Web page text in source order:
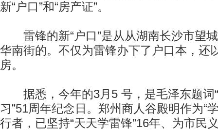
新“户口”和“房产证”。
雷锋的新“户口”是从从湖南长沙市望
华南街的。不仅为雷锋办下了户口本，还
房。
据悉，今年的3月5 号，是毛泽东题词
习”51周年纪念日。郑州商人谷殿明作为“
行者，已坚持“天天学雷锋”16年、为市民